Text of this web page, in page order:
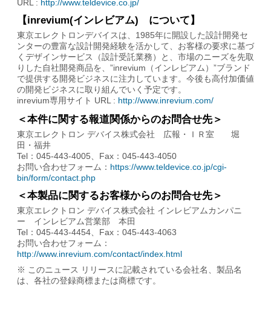
URL : http://www.teldevice.co.jp/
【inrevium(インレビアム) について】
東京エレクトロンデバイスは、1985年に開設した設計開発セ
ンターの豊富な設計開発経験を活かして、お客様の要求に基づ
くデザインサービス（設計受託業務）と、市場のニーズを先取
りした自社開発商品を、”inrevium（インレビアム）”ブランド
で提供する開発ビジネスに注力しています。今後も高付加価値
の開発ビジネスに取り組んでいく予定です。
inrevium専用サイト URL : http://www.inrevium.com/
＜本件に関する報道関係からのお問合せ先＞
東京エレクトロン デバイス株式会社 広報・ＩＲ室 堀
田・福井
Tel：045-443-4005、Fax：045-443-4050
お問い合わせフォーム： https://www.teldevice.co.jp/cgi-
bin/form/contact.php
＜本製品に関するお客様からのお問合せ先＞
東京エレクトロン デバイス株式会社 インレビアムカンパニ
ー インレビアム営業部 本田
Tel：045-443-4454、Fax：045-443-4063
お問い合わせフォーム：
http://www.inrevium.com/contact/index.html
※ このニュース リリースに記載されている会社名、製品名
は、各社の登録商標または商標です。